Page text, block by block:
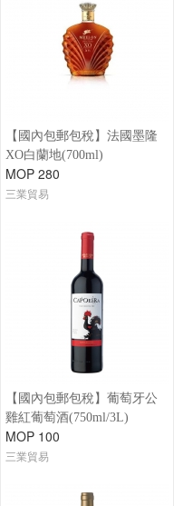
【國內包郵包稅】法國墨隆
XO白蘭地(700ml)
MOP 280
三業貿易
【國內包郵包稅】葡萄牙公
雞紅葡萄酒(750ml/3L)
MOP 100
三業貿易